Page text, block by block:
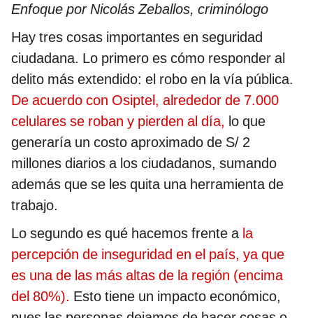
Enfoque por Nicolás Zeballos, criminólogo
Hay tres cosas importantes en seguridad
ciudadana. Lo primero es cómo responder al
delito más extendido: el robo en la vía pública.
De acuerdo con Osiptel, alrededor de 7.000
celulares se roban y pierden al día, lo que
generaría un costo aproximado de S/ 2
millones diarios a los ciudadanos, sumando
además que se les quita una herramienta de
trabajo.
Lo segundo es qué hacemos frente a la
percepción de inseguridad en el país, ya que
es una de las más altas de la región (encima
del 80%). Esto tiene un impacto económico,